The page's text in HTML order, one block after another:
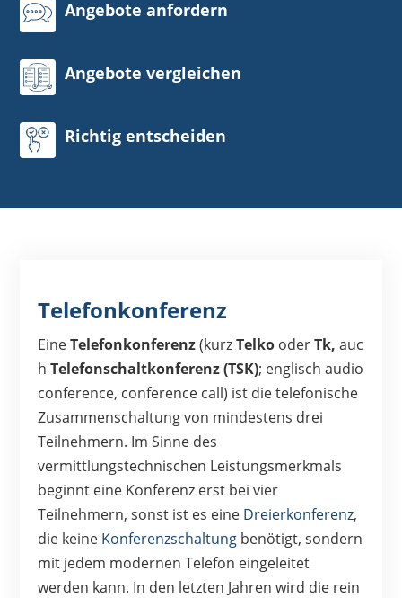
Angebote anfordern
Angebote vergleichen
Richtig entscheiden
Telefonkonferenz
EineTelefonkonferenz(kurzTelko oderTk, auc
hTelefonschaltkonferenz (TSK); englischaudio
conference, conference call) ist die telefonische
Zusammenschaltung von mindestens drei
Teilnehmern. Im Sinne des
vermittlungstechnischen Leistungsmerkmals
beginnt eine Konferenz erst bei vier
Teilnehmern, sonst ist es eine Dreierkonferenz,
die keine Konferenzschaltung benötigt, sondern
mit jedem modernen Telefon eingeleitet
werden kann. In den letzten Jahren wird die rein